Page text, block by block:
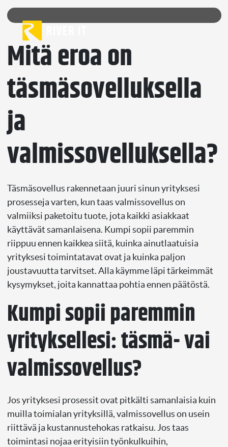
Skip to content
Mitä eroa on
täsmäsovelluksella
ja
valmissovelluksella?
Täsmäsovellus rakennetaan juuri sinun yrityksesi
prosesseja varten, kun taas valmissovellus on
valmiiksi paketoitu tuote, jota kaikki asiakkaat
käyttävät samanlaisena. Kumpi sopii paremmin
riippuu ennen kaikkea siitä, kuinka ainutlaatuisia
yrityksesi toimintatavat ovat ja kuinka paljon
joustavuutta tarvitset. Alla käymme läpi tärkeimmät
kysymykset, joita kannattaa pohtia ennen päätöstä.
Kumpi sopii paremmin
yrityksellesi: täsmä- vai
valmissovellus?
Jos yrityksesi prosessit ovat pitkälti samanlaisia kuin
muilla toimialan yrityksillä, valmissovellus on usein
riittävä ja kustannustehokas ratkaisu. Jos taas
toimintasi nojaa erityisiin työnkulkuihin,